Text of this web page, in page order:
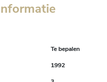
Te bepalen
1992